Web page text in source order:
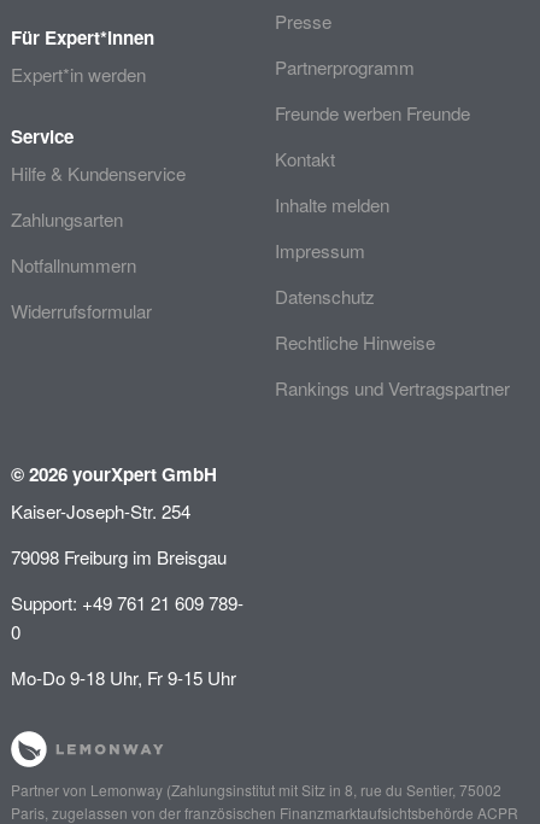
Für Expert*innen
Expert*in werden
Service
Hilfe & Kundenservice
Zahlungsarten
Notfallnummern
Widerrufsformular
Presse
Partnerprogramm
Freunde werben Freunde
Kontakt
Inhalte melden
Impressum
Datenschutz
Rechtliche Hinweise
Rankings und Vertragspartner
© 2026 yourXpert GmbH
Kaiser-Joseph-Str. 254
79098 Freiburg im Breisgau
Support: +49 761 21 609 789-
0
Mo-Do 9-18 Uhr, Fr 9-15 Uhr
Partner von Lemonway(Zahlungsinstitut mit Sitz in 8, rue du Sentier, 75002
Paris, zugelassen von der französischen Finanzmarktaufsichtsbehörde ACPR